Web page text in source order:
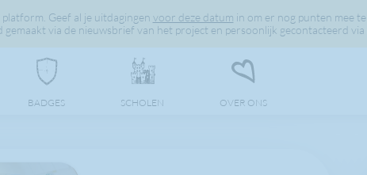
Geef al je uitdagingen voor deze datum in om er nog punten mee
via de nieuwsbrief van het project en persoonlijk gecontacteerd via
BADGES SCHOLEN OVER ONS